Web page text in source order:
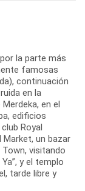
la parte más
famosas
continuación
en la
en el
edificios
Royal
Market, un bazar
Town, visitando
y el templo
tarde libre y